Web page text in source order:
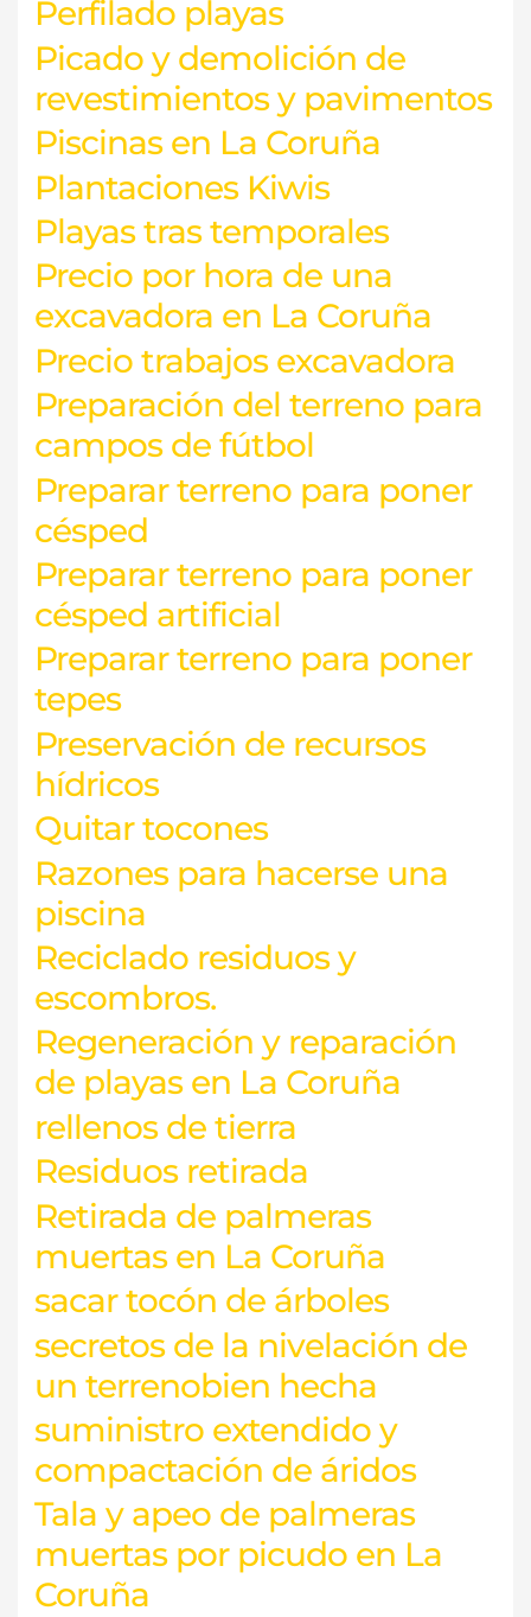
Perfilado playas
Picado y demolición de
revestimientos y pavimentos
Piscinas en La Coruña
Plantaciones Kiwis
Playas tras temporales
Precio por hora de una
excavadora en La Coruña
Precio trabajos excavadora
Preparación del terreno para
campos de fútbol
Preparar terreno para poner
césped
Preparar terreno para poner
césped artificial
Preparar terreno para poner
tepes
Preservación de recursos
hídricos
Quitar tocones
Razones para hacerse una
piscina
Reciclado residuos y
escombros.
Regeneración y reparación
de playas en La Coruña
rellenos de tierra
Residuos retirada
Retirada de palmeras
muertas en La Coruña
sacar tocón de árboles
secretos de la nivelación de
un terrenobien hecha
suministro extendido y
compactación de áridos
Tala y apeo de palmeras
muertas por picudo en La
Coruña